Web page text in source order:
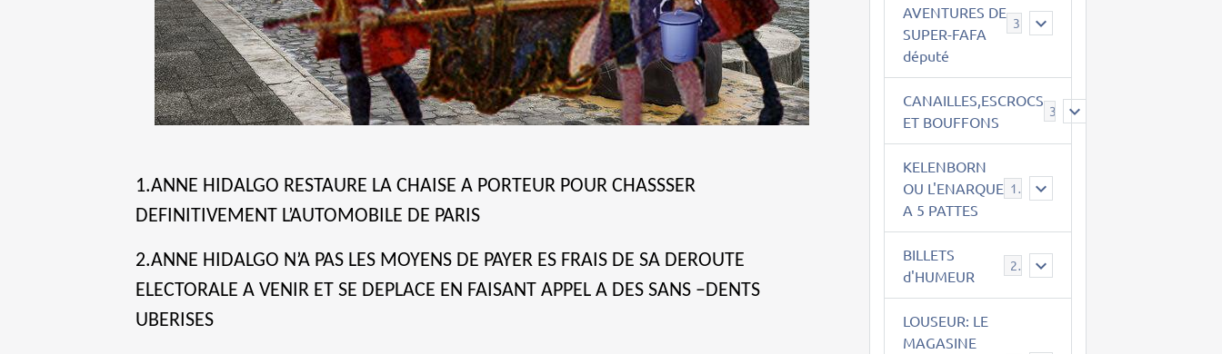
1.ANNE HIDALGO RESTAURE LA CHAISE A PORTEUR POUR CHASSSER
DEFINITIVEMENT L’AUTOMOBILE DE PARIS
2.ANNE HIDALGO N’A PAS LES MOYENS DE PAYER ES FRAIS DE SA DEROUTE
ELECTORALE A VENIR ET SE DEPLACE EN FAISANT APPEL A DES SANS –DENTS
UBERISES
AVENTURES DE
SUPER-FAFA
député
CANAILLES,ESCROCS
ET BOUFFONS
385
KELENBORN
OU L'ENARQUE
A 5 PATTES
14
BILLETS
d'HUMEUR
2
LOUSEUR: LE
MAGASINE